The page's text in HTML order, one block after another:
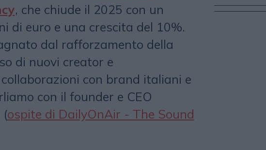
, che chiude il 2025 con un
di euro e una crescita del 10%.
dal rafforzamento della
di nuovi creator e
collaborazioni con brand italiani e
con il founder e CEO
(ospite di DailyOnAir - The Sound